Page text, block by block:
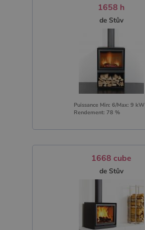
1658 h
de Stûv
Puissance Min: 6/Max: 9 kW
Rendement: 78 %
1668 cube
de Stûv